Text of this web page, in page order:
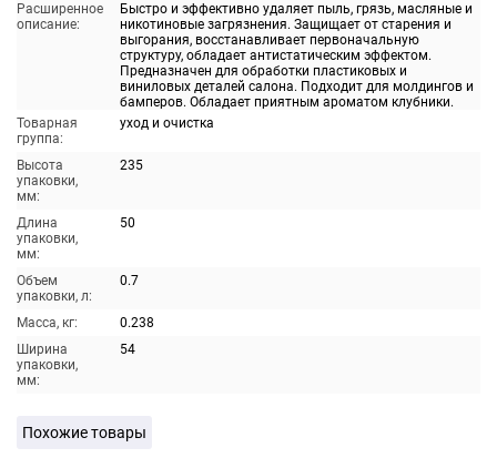
Расширенное
описание:
Быстро и эффективно удаляет пыль, грязь, масляные и
никотиновые загрязнения. Защищает от старения и
выгорания, восстанавливает первоначальную
структуру, обладает антистатическим эффектом.
Предназначен для обработки пластиковых и
виниловых деталей салона. Подходит для молдингов и
бамперов. Обладает приятным ароматом клубники.
Товарная
группа:
уход и очистка
Высота
упаковки,
мм:
235
Длина
упаковки,
мм:
50
Объем
упаковки, л:
0.7
Масса, кг:
0.238
Ширина
упаковки,
мм:
54
Похожие товары